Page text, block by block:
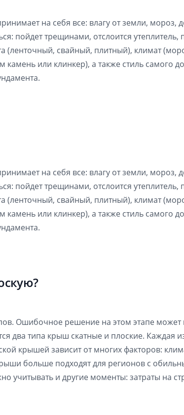
на себя все: влагу от земли, мороз,
пойдет трещинами, отслоится утеплитель,
(ленточный, свайный, плитный), климат
камень или клинкер), а также стиль самого
на себя все: влагу от земли, мороз,
пойдет трещинами, отслоится утеплитель,
(ленточный, свайный, плитный), климат
камень или клинкер), а также стиль самого
Ошибочное решение на этом этапе
два типа крыш скатные и плоские. Каждая
крышей зависит от многих факторов:
больше подходят для регионов с
и другие моменты: затраты на